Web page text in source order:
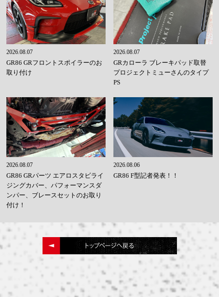
2026.08.07
GR86 GRフロントスポイラーのお
取り付け
2026.08.07
GRカローラ ブレーキパッド取替
プロジェクトミューさんのタイプ
PS
2026.08.07
GR86 GRパーツ エアロスタビライ
ジングカバー、パフォーマンスダ
ンパー、ブレースセットのお取り
付け！
2026.08.06
GR86 F型記者発表！！